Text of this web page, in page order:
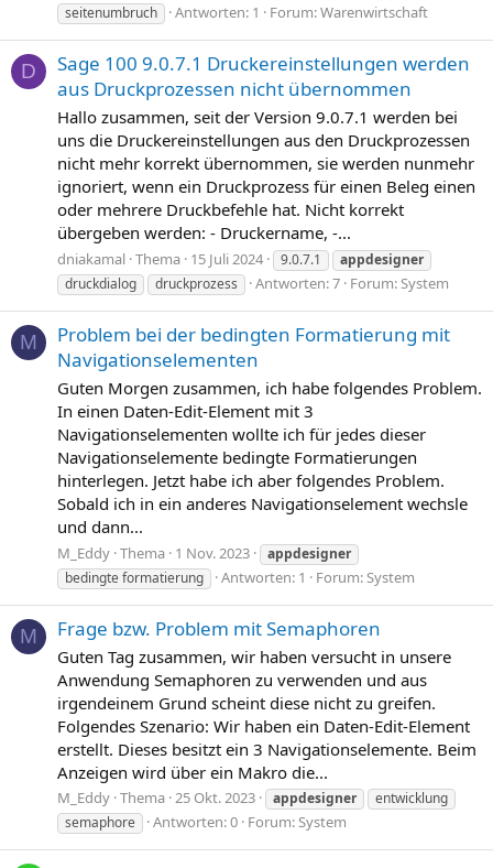
seitenumbruch
Antworten: 1 Forum:Warenwirtschaft
D
Sage 100 9.0.7.1 Druckereinstellungen werden
aus Druckprozessen nicht übernommen
Hallo zusammen, seit der Version 9.0.7.1 werden bei
uns die Druckereinstellungen aus den Druckprozessen
nicht mehr korrekt übernommen, sie werden nunmehr
ignoriert, wenn ein Druckprozess für einen Beleg einen
oder mehrere Druckbefehle hat. Nicht korrekt
übergeben werden: - Druckername, -...
dniakamal Thema 15 Juli 2024 9.0.7.1
appdesigner
druckdialog
druckprozess Antworten: 7 Forum:System
M
Problem bei der bedingten Formatierung mit
Navigationselementen
Guten Morgen zusammen, ich habe folgendes Problem.
In einen Daten-Edit-Element mit 3
Navigationselementen wollte ich für jedes dieser
Navigationselemente bedingte Formatierungen
hinterlegen. Jetzt habe ich aber folgendes Problem.
Sobald ich in ein anderes Navigationselement wechsle
und dann...
M_Eddy Thema 1 Nov. 2023
appdesigner
bedingte formatierung
Antworten: 1 Forum: System
M Frage bzw. Problem mit Semaphoren
Guten Tag zusammen, wir haben versucht in unsere
Anwendung Semaphoren zu verwenden und aus
irgendeinem Grund scheint diese nicht zu greifen.
Folgendes Szenario: Wir haben ein Daten-Edit-Element
erstellt. Dieses besitzt ein 3 Navigationselemente. Beim
Anzeigen wird über ein Makro die...
M_Eddy Thema 25 Okt. 2023 appdesigner
entwicklung
semaphore
Antworten: 0 Forum:System